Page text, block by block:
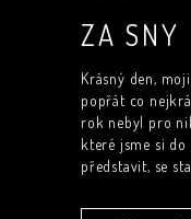
ZA SNY
Krásný den,
popřát co
rok nebyl pro
které jsme si
představit, se